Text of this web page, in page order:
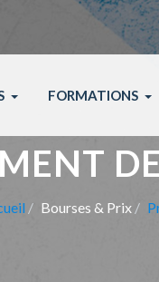
FORMATIONS
Bourses & Prix